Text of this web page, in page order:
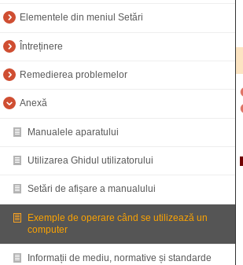
Elementele din meniul Setări
Întreținere
Remedierea problemelor
Anexă
Manualele aparatului
Utilizarea Ghidul utilizatorului
Setări de afișare a manualului
Exemple de operare când se utilizează un
computer
Informații de mediu, normative și standarde